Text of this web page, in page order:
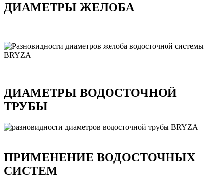
ДИАМЕТРЫ ЖЕЛОБА
ДИАМЕТРЫ ВОДОСТОЧНОЙ
ТРУБЫ
ПРИМЕНЕНИЕ ВОДОСТОЧНЫХ
СИСТЕМ